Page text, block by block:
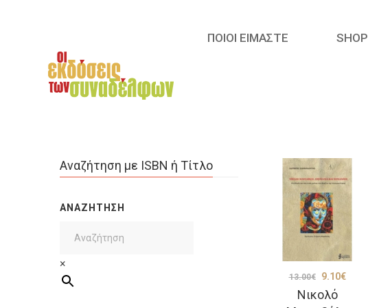
ΠΟΙΟΙ ΕΙΜΑΣΤΕ SHOP
Νικολό
13.00€
Original
price
9.10€Η
Αναζήτηση με ISBN ή Τίτλο
ΑΝΑΖΉΤΗΣΗ
×